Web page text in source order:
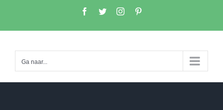
Facebook
TwitterInstagram
Ga naar...